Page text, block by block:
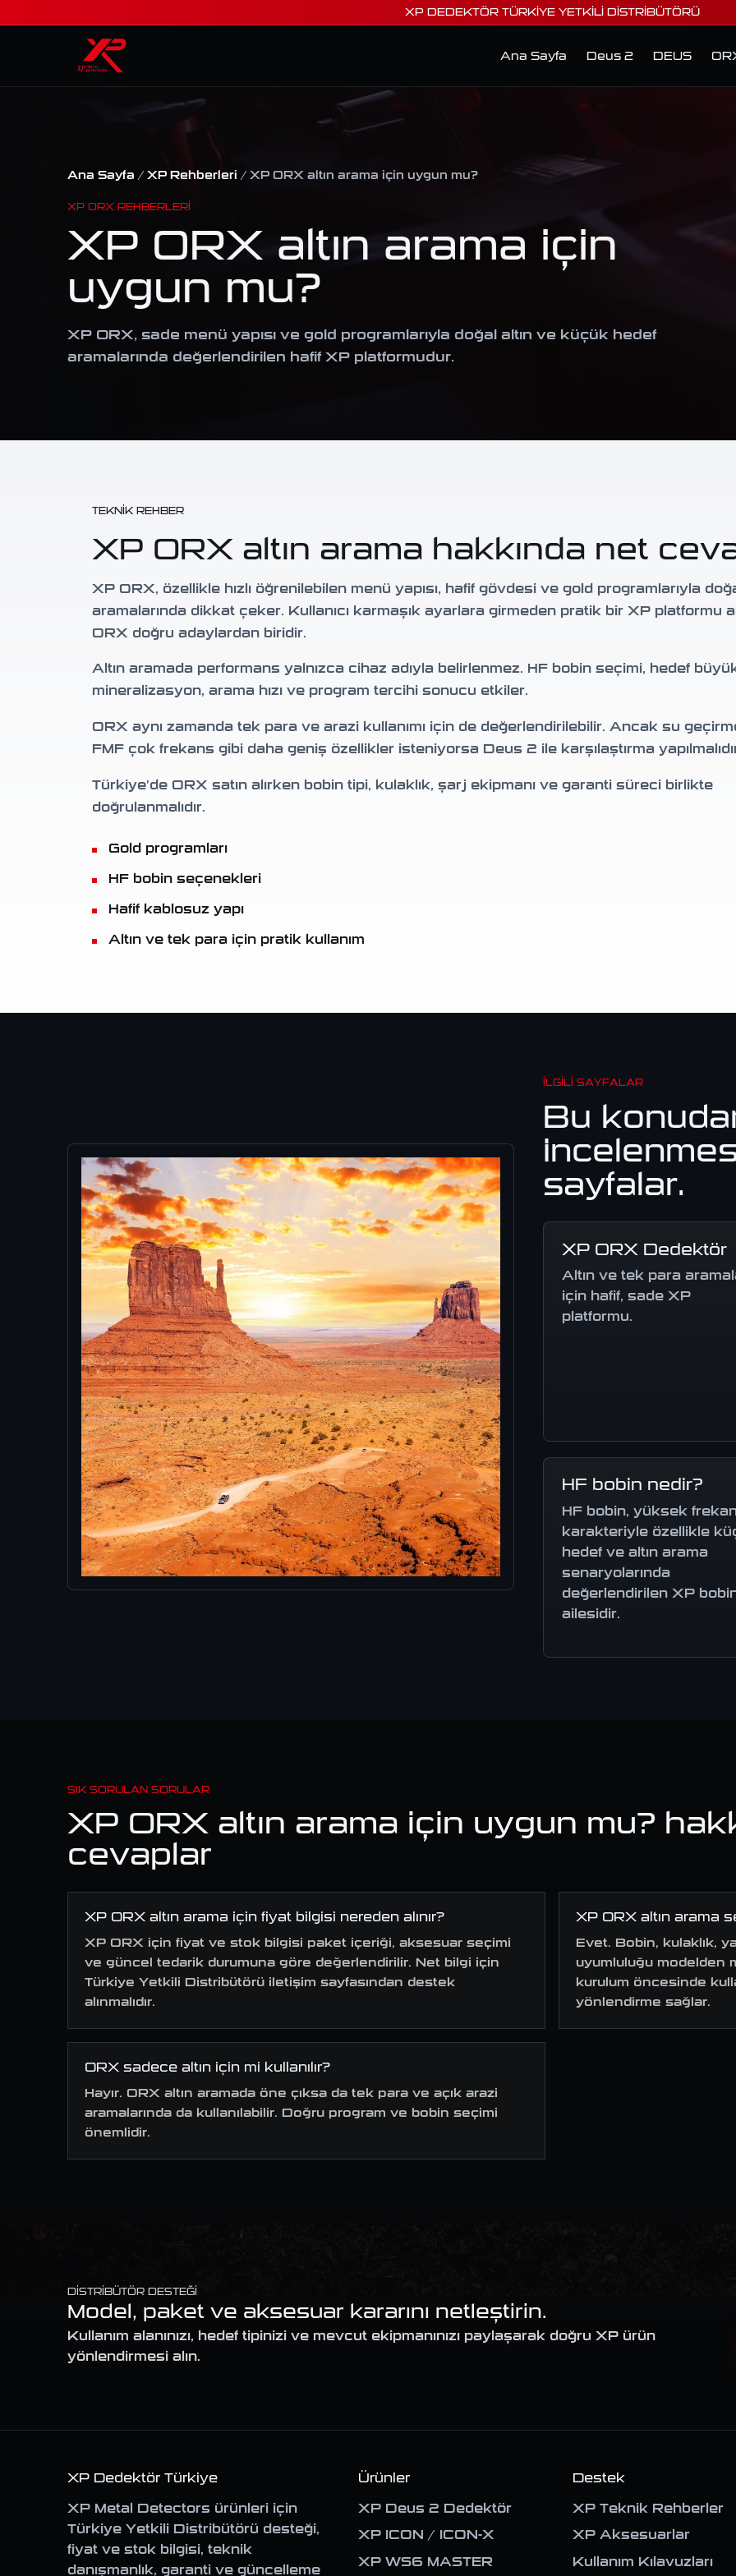
XP DEDEKTÖR TÜRKİYE YETKİLİ DİSTRİBÜTÖRÜ
Ana Sayfa Deus 2 DEUS
Ana Sayfa / XP Rehberleri / XP ORX altın arama için uygun mu?
XP ORX REHBERLERI
XP ORX altın arama için
uygun mu?
XP ORX, sade menü yapısı ve gold programlarıyla doğal altın ve küçük hedef
aramalarında değerlendirilen hafif XP platformudur.
TEKNIK REHBER
XP ORX altın arama hakkında net
XP ORX, özellikle hızlı öğrenilebilen menü yapısı, hafif gövdesi ve gold programlarıyla
aramalarında dikkat çeker. Kullanıcı karmaşık ayarlara girmeden pratik bir XP platformu
ORX doğru adaylardan biridir.
Altın aramada performans yalnızca cihaz adıyla belirlenmez. HF bobin seçimi, hedef
mineralizasyon, arama hızı ve program tercihi sonucu etkiler.
ORX aynı zamanda tek para ve arazi kullanımı için de değerlendirilebilir. Ancak su
FMF çok frekans gibi daha geniş özellikler isteniyorsa Deus 2 ile karşılaştırma
Türkiye’de ORX satın alırken bobin tipi, kulaklık, şarj ekipmanı ve garanti süreci birlikte
doğrulanmalıdır.
Gold programları
HF bobin seçenekleri
Hafif kablosuz yapı
Altın ve tek para için pratik kullanım
İLGILI SAYFALAR
Bu
sayfalar.
XP ORX Dedektör
Altın ve tek para
için hafif, sade XP
platformu.
HF bobin nedir?
HF bobin, yüksek
karakteriyle özellikle
hedef ve altın arama
senaryolarında
değerlendirilen XP
ailesidir.
SIK SORULAN SORULAR
XP ORX altın arama için uygun mu?
cevaplar
XP ORX altın arama için fiyat bilgisi nereden alınır?
XP ORX için fiyat ve stok bilgisi paket içeriği, aksesuar seçimi
ve güncel tedarik durumuna göre değerlendirilir. Net bilgi için
Türkiye Yetkili Distribütörü iletişim sayfasından destek
alınmalıdır.
XP ORX altın arama
Evet. Bobin, kulaklık,
uyumluluğu modelden
kurulum öncesinde
yönlendirme sağlar.
ORX sadece altın için mi kullanılır?
Hayır. ORX altın aramada öne çıksa da tek para ve açık arazi
aramalarında da kullanılabilir. Doğru program ve bobin seçimi
önemlidir.
DISTRIBÜTÖR DESTEĞI
Model, paket ve aksesuar kararını netleştirin.
Kullanım alanınızı, hedef tipinizi ve mevcut ekipmanınızı paylaşarak doğru XP ürün
yönlendirmesi alın.
XP Dedektör Türkiye
XP Metal Detectors ürünleri için
Türkiye Yetkili Distribütörü desteği,
fiyat ve stok bilgisi, teknik
danışmanlık, garanti ve güncelleme
Ürünler
XP Deus 2 Dedektör
XP ICON / ICON-X
XP WS6 MASTER
Destek
XP Teknik Rehberler
XP Aksesuarlar
Kullanım Kılavuzları